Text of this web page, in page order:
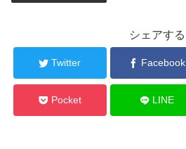
シェアする
Twitter Facebook
Pocket LINE